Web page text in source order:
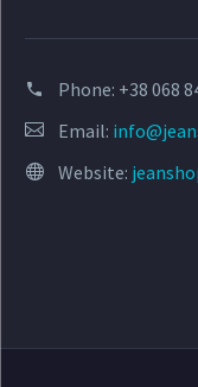
Phone: +38 068
Email:
Website: